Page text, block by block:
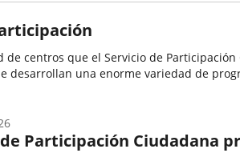
de centros que el Servicio de
desarrollan una enorme variedad de
de Participación Ciudadana